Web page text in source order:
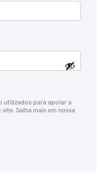
utilizados para apoiar a
Saiba mais em nossa